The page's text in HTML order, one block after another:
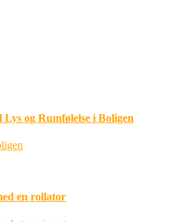
og Rumfølelse i Boligen
en rollator